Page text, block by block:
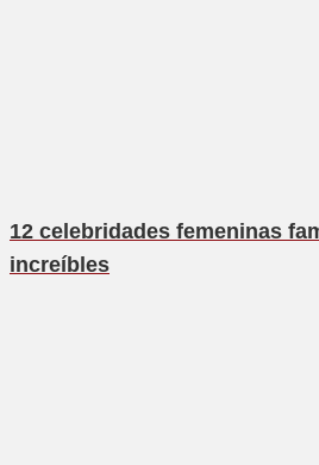
12 celebridades femeninas
increíbles